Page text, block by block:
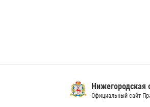
Нижегородская область
Официальный сайт Правительства